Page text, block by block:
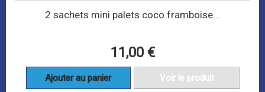
2 sachets mini palets coco framboise...
11,00 €
Ajouter au panier Voir le produit